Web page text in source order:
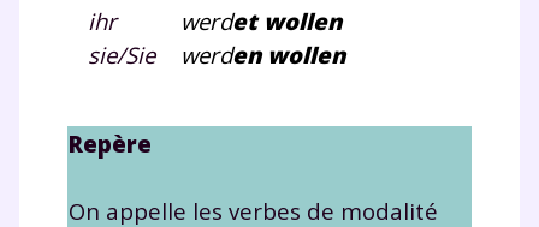
ihr
sie/Sie
werdet wollen
werden wollen
Repère
On appelle les verbes de modalité
Testez gratuitement
pendant 24h notre
plateforme de soutien
scolaire !